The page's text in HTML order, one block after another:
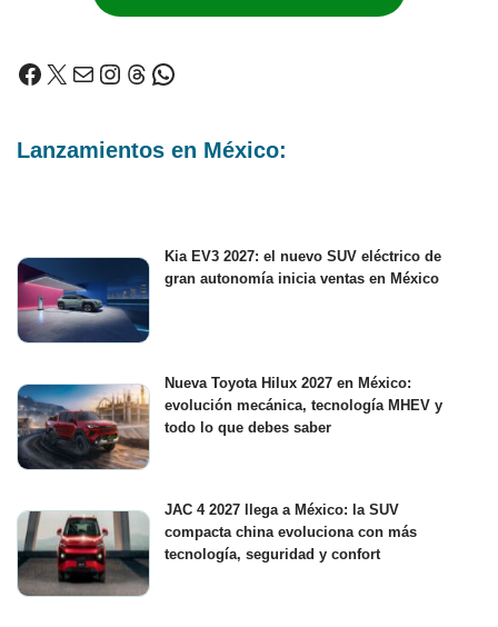
Lanzamientos en México:
Kia EV3 2027: el nuevo SUV eléctrico de
gran autonomía inicia ventas en México
Nueva Toyota Hilux 2027 en México:
evolución mecánica, tecnología MHEV y
todo lo que debes saber
JAC 4 2027 llega a México: la SUV
compacta china evoluciona con más
tecnología, seguridad y confort